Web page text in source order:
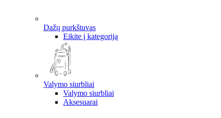
Dažų purkštuvas
Eikite į kategoriją
Valymo siurbliai
Valymo siurbliai
Aksesuarai